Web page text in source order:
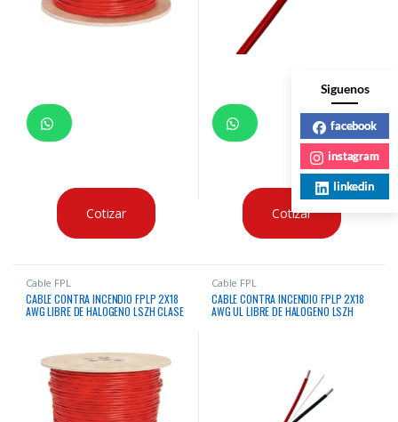
Cotizar Cotizar
Cable FPL
CABLE CONTRA INCENDIO FPLP 2X18
AWG LIBRE DE HALOGENO LSZH CLASE
Cable FPL
CABLE CONTRA INCENDIO FPLP 2X18
AWG UL LIBRE DE HALOGENO LSZH
Siguenos
facebook
instagram
linkedin